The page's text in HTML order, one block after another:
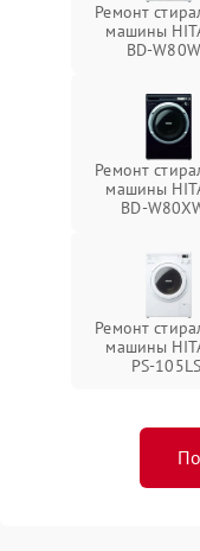
Ремонт
машины
BD-
Ремонт
машины
BD-
Ремонт
машины
PS-